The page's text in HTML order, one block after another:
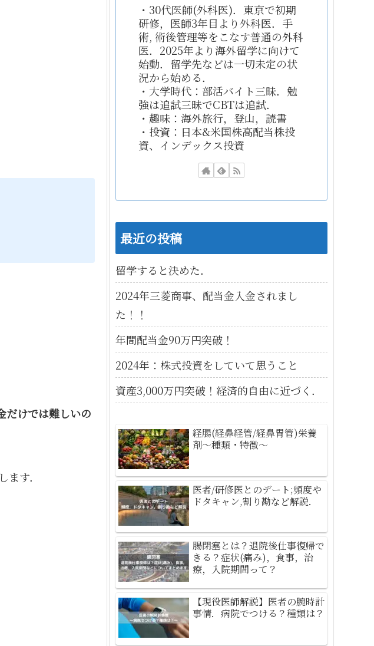
だけでは難しいの
ます．
・30代医師(外科医)．東京で初期
研修，医師3年目より外科医．手
術, 術後管理等をこなす普通の外科
医．2025年より海外留学に向けて
始動．留学先などは一切未定の状
況から始める．
・大学時代：部活バイト三昧．勉
強は追試三昧でCBTは追試．
・趣味：海外旅行，登山，読書
・投資：日本&米国株高配当株投
資、インデックス投資
最近の投稿
留学すると決めた．
2024年三菱商事、配当金入金されまし
た！！
年間配当金90万円突破！
2024年：株式投資をしていて思うこと
資産3,000万円突破！経済的自由に近づく．
経腸(経鼻経管/経鼻胃管)栄養
剤～種類・特徴～
医者/研修医とのデート;頻度や
ドタキャン,割り勘など解説．
腸閉塞とは？退院後仕事復帰で
きる？症状(痛み)，食事，治
療，入院期間って？
【現役医師解説】医者の腕時計
事情．病院でつける？種類は？